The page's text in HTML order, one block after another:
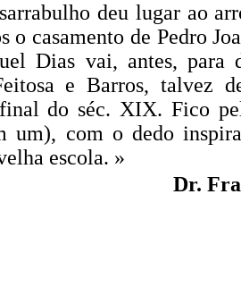
deu lugar ao
casamento de Pedro
Dias vai, antes, para
e Barros, talvez
do séc. XIX. Fico
um), com o dedo
escola. »
Dr.